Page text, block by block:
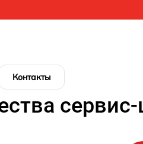
Контакты
сервис-